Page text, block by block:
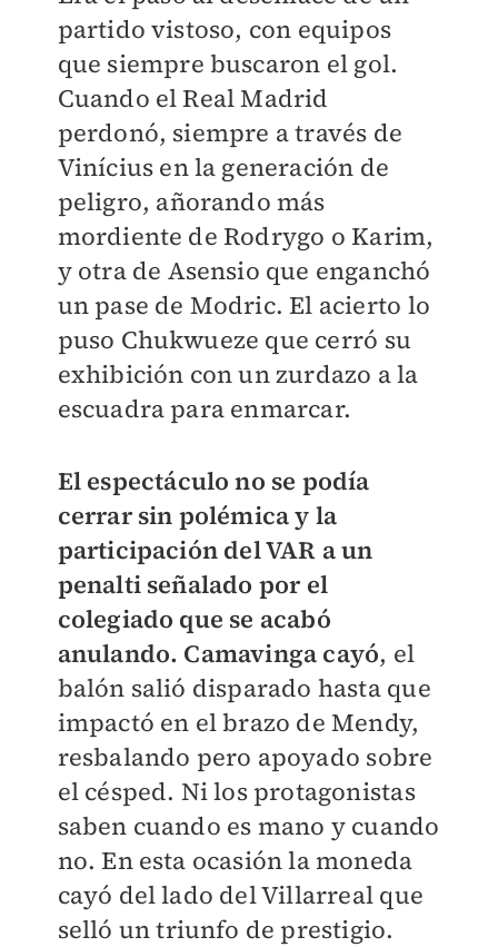
partido vistoso, con equipos
que siempre buscaron el gol.
Cuando el Real Madrid
perdonó, siempre a través de
Vinícius en la generación de
peligro, añorando más
mordiente de Rodrygo o Karim,
y otra de Asensio que enganchó
un pase de Modric. El acierto lo
puso Chukwueze que cerró su
exhibición con un zurdazo a la
escuadra para enmarcar.
El espectáculo no se podía
cerrar sin polémica y la
participación del VAR a un
penalti señalado por el
colegiado que se acabó
anulando. Camavinga cayó, el
balón salió disparado hasta que
impactó en el brazo de Mendy,
resbalando pero apoyado sobre
el césped. Ni los protagonistas
saben cuando es mano y cuando
no. En esta ocasión la moneda
cayó del lado del Villarreal que
selló un triunfo de prestigio.